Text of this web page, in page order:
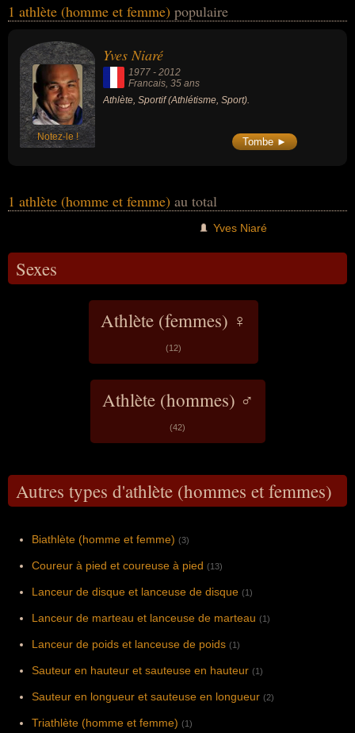
célébrités peuvent également avoir été sportif. En ce qui concerne
francais par exemple.
1 athlète (homme et femme) populaire
Notez-le !
Yves Niaré
1977 - 2012
Francais, 35 ans
Athlète, Sportif (Athlétisme, Sport).
Tombe ►
1 athlète (homme et femme) au total
Yves Niaré
Sexes
Athlète (femmes) ♀
(12)
Athlète (hommes) ♂
(42)
Autres types d'athlète (hommes et femmes)
Biathlète (homme et femme) (3)
Coureur à pied et coureuse à pied (13)
Lanceur de disque et lanceuse de disque (1)
Lanceur de marteau et lanceuse de marteau (1)
Lanceur de poids et lanceuse de poids (1)
Sauteur en hauteur et sauteuse en hauteur (1)
Sauteur en longueur et sauteuse en longueur (2)
Triathlète (homme et femme) (1)